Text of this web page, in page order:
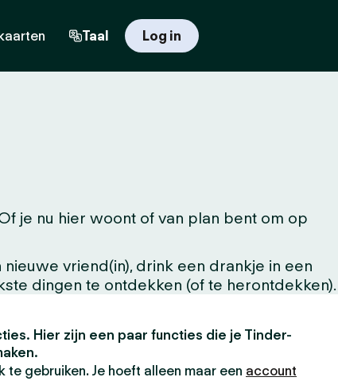
Taal Log in
je nu hier woont of van plan bent om op
vriend(in), drink een drankje in een
dingen te ontdekken (of te herontdekken).
Hier zijn een paar functies die je Tinder-
te gebruiken. Je hoeft alleen maar een account